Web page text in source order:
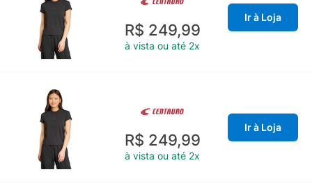
R$ 249,99
à vista ou até 2x
Ir à Loja
R$ 249,99
à vista ou até 2x
Ir à Loja